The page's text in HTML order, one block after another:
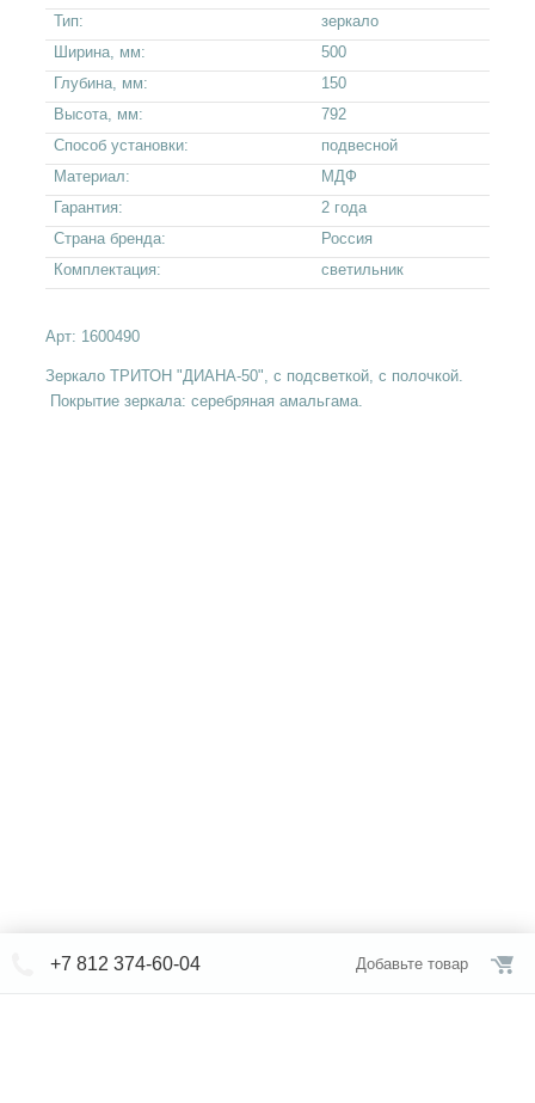
Тип:
зеркало
Ширина, мм:
500
Глубина, мм:
150
Высота, мм:
792
Способ установки:
подвесной
Материал:
МДФ
Гарантия:
2 года
Страна бренда:
Россия
Комплектация:
светильник
Арт: 1600490
Зеркало ТРИТОН "ДИАНА-50", с подсветкой, с полочкой.
Покрытие зеркала: серебряная амальгама.
+7 812 374-60-04 Добавьте товар